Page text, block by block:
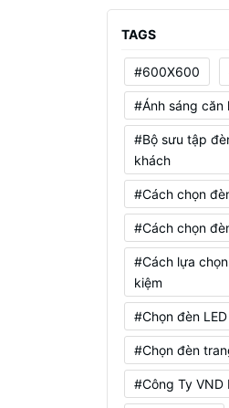
TAGS
#600X600
#Ánh sáng căn
#Bộ sưu tập
khách
#Cách chọn
#Cách chọn
#Cách lựa
kiệm
#Chọn đèn
#Chọn đèn
#Công Ty VND